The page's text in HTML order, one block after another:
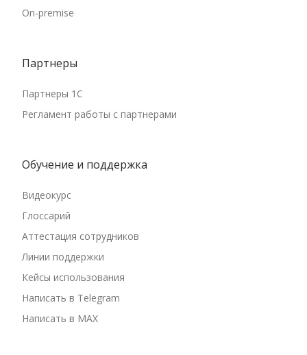
On-premise
Партнеры
Партнеры 1С
Регламент работы с партнерами
Обучение и поддержка
Видеокурс
Глоссарий
Аттестация сотрудников
Линии поддержки
Кейсы использования
Написать в Telegram
Написать в MAX